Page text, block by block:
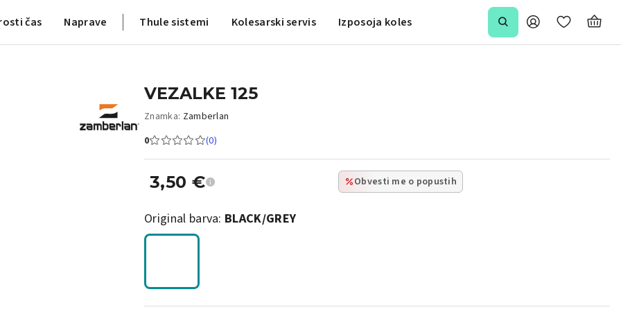
čas Naprave Thule sistemi Kolesarski servis Izposoja koles
VEZALKE 125
Znamka: Zamberlan
0
(0)
3,50 € Obvesti me o popustih
Original barva: BLACK/GREY